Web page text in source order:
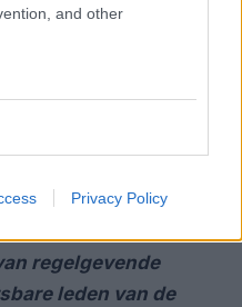
and other
Privacy Policy
en veelzijdig. Hoewel
woningen kan helpen
een cruciaal
zorgen dat woningen
het woningbeleid
regelgevende
leden van de